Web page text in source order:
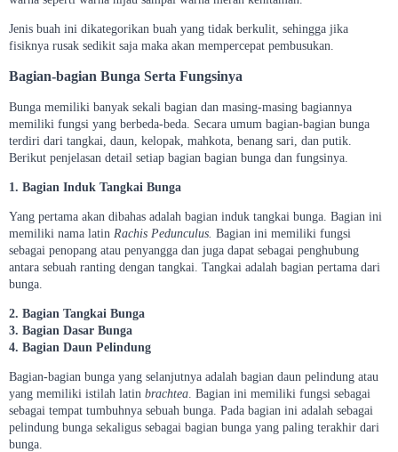
Jenis buah ini dikategorikan buah yang tidak berkulit, sehingga jika
fisiknya rusak sedikit saja maka akan mempercepat pembusukan.
Bagian-bagian Bunga Serta Fungsinya
Bunga memiliki banyak sekali bagian dan masing-masing bagiannya
memiliki fungsi yang berbeda-beda. Secara umum bagian-bagian bunga
terdiri dari tangkai, daun, kelopak, mahkota, benang sari, dan putik.
Berikut penjelasan detail setiap bagian bagian bunga dan fungsinya.
1. Bagian Induk Tangkai Bunga
Yang pertama akan dibahas adalah bagian induk tangkai bunga. Bagian ini
memiliki nama latin Rachis Pedunculus. Bagian ini memiliki fungsi
sebagai penopang atau penyangga dan juga dapat sebagai penghubung
antara sebuah ranting dengan tangkai. Tangkai adalah bagian pertama dari
bunga.
2. Bagian Tangkai Bunga
3. Bagian Dasar Bunga
4. Bagian Daun Pelindung
Bagian-bagian bunga yang selanjutnya adalah bagian daun pelindung atau
yang memiliki istilah latin brachtea . Bagian ini memiliki fungsi sebagai
sebagai tempat tumbuhnya sebuah bunga. Pada bagian ini adalah sebagai
pelindung bunga sekaligus sebagai bagian bunga yang paling terakhir dari
bunga.